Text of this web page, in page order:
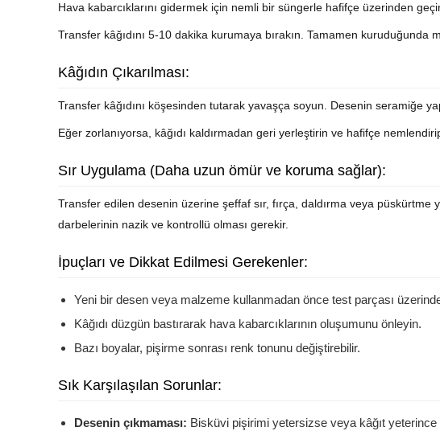
Hava kabarcıklarını gidermek için nemli bir süngerle hafifçe üzerinden
Transfer kâğıdını 5-10 dakika kurumaya bırakın. Tamamen kuruduğunda
Kâğıdın Çıkarılması:
Transfer kâğıdını köşesinden tutarak yavaşça soyun. Desenin seramiğe
Eğer zorlanıyorsa, kâğıdı kaldırmadan geri yerleştirin ve hafifçe
Sır Uygulama (Daha uzun ömür ve koruma sağlar):
Transfer edilen desenin üzerine şeffaf sır, fırça, daldırma veya
darbelerinin nazik ve kontrollü olması gerekir.
İpuçları ve Dikkat Edilmesi Gerekenler:
Yeni bir desen veya malzeme kullanmadan önce test parçası
Kâğıdı düzgün bastırarak hava kabarcıklarının oluşumunu önleyin.
Bazı boyalar, pişirme sonrası renk tonunu değiştirebilir.
Sık Karşılaşılan Sorunlar:
Desenin çıkmaması: Bisküvi pişirimi yetersizse veya kâğıt yeterince